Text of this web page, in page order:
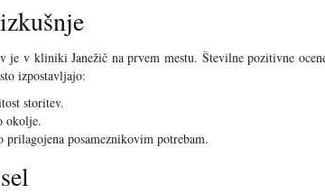
je v kliniki Janežič na prvem mestu. Številne pozitivne
izpostavljajo:
storitev.
okolje.
prilagojena posameznikovim potrebam.